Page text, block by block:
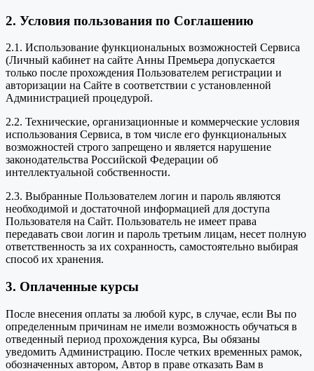
2. Условия пользования по Соглашению
2.1. Использование функциональных возможностей Сервиса
(Личный кабинет на сайте Анны Премьера допускается
только после прохождения Пользователем регистрации и
авторизации на Сайте в соответствии с установленной
Администрацией процедурой.
2.2. Технические, организационные и коммерческие условия
использования Сервиса, в том числе его функциональных
возможностей строго запрещено и является нарушение
законодательства Российской Федерации об
интеллектуальной собственности.
2.3. Выбранные Пользователем логин и пароль являются
необходимой и достаточной информацией для доступа
Пользователя на Сайт. Пользователь не имеет права
передавать свои логин и пароль третьим лицам, несет полную
ответственность за их сохранность, самостоятельно выбирая
способ их хранения.
3. Оплаченные курсы
После внесения оплаты за любой курс, в случае, если Вы по
определенным причинам не имели возможность обучаться в
отведенный период прохождения курса, Вы обязаны
уведомить Администрацию. После четких временных рамок,
обозначенных автором, Автор в праве отказать Вам в